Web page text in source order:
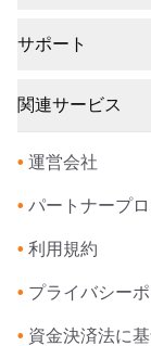
サポート
関連サービス
• 運営会社
• パートナープ
• 利用規約
• プライバシー
• 資金決済法に